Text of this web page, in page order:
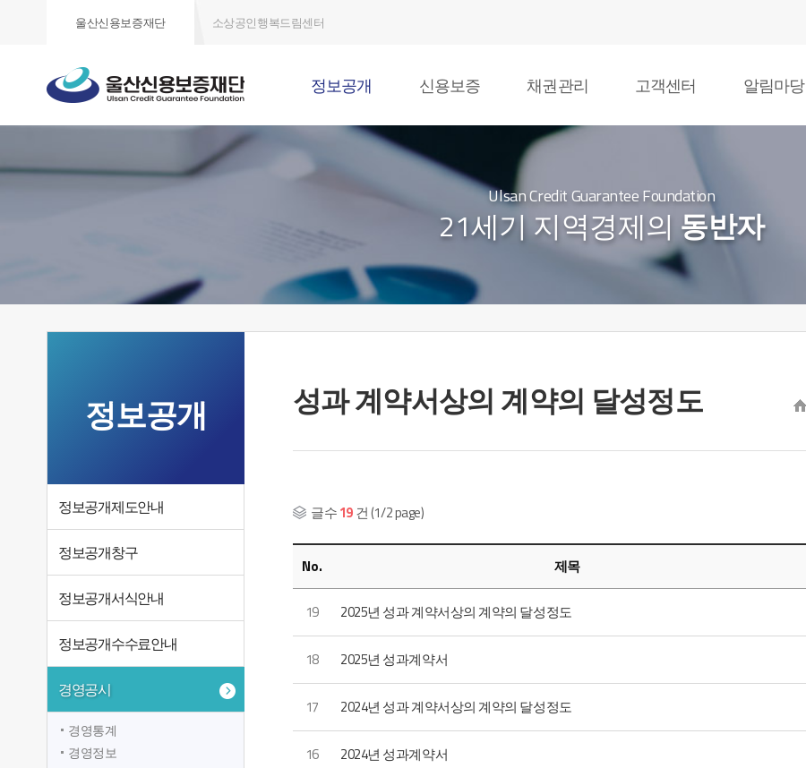
울산신용보증재단 소상공인행복드림센터
정보공개 신용보증 채권관리 고객센터 알림마당
Ulsan Credit Guarantee Foundation
21세기 지역경제의 동반자
정보공개
정보공개제도안내
정보공개창구
정보공개서식안내
정보공개수수료안내
경영공시
경영통계
경영정보
성과 계약서상의 계약의 달성정도
글수19건 (1/2 page)
No. 제목
19 2025년 성과 계약서상의 계약의 달성정도
18 2025년 성과계약서
17 2024년 성과 계약서상의 계약의 달성정도
16 2024년 성과계약서